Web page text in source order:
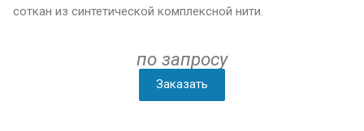
соткан из синтетической комплексной нити.
по запросу
Заказать